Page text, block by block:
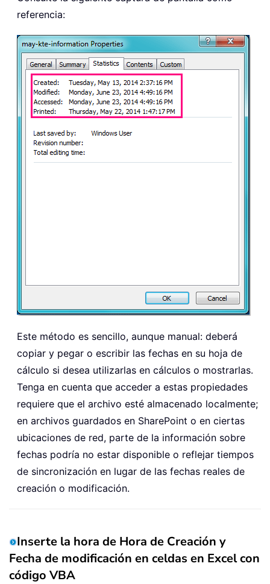
referencia:
Este método es sencillo, aunque manual: deberá
copiar y pegar o escribir las fechas en su hoja de
cálculo si desea utilizarlas en cálculos o mostrarlas.
Tenga en cuenta que acceder a estas propiedades
requiere que el archivo esté almacenado localmente;
en archivos guardados en SharePoint o en ciertas
ubicaciones de red, parte de la información sobre
fechas podría no estar disponible o reflejar tiempos
de sincronización en lugar de las fechas reales de
creación o modificación.
Inserte la hora de Hora de Creación y
Fecha de modificación en celdas en Excel con
código VBA